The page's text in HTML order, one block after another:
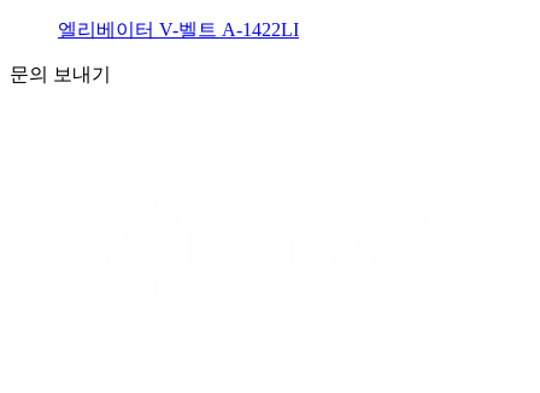
엘리베이터 V-벨트 A-1422LI
문의 보내기